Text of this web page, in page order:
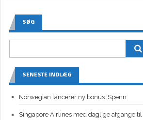
SØG
SENESTE INDLÆG
Norwegian lancerer ny bonus: Spenn
Singapore Airlines med daglige afgange til